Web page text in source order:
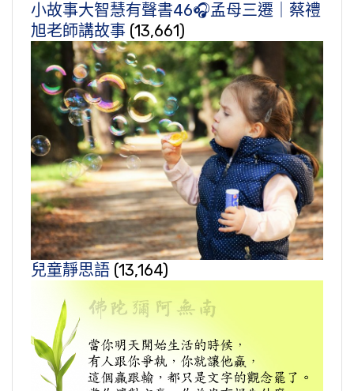
小故事大智慧有聲書46🎧孟母三遷｜蔡禮
旭老師講故事 (13,661)
兒童靜思語 (13,164)